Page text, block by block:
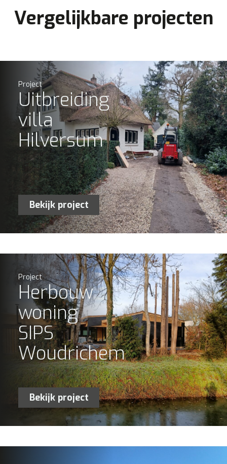
Vergelijkbare projecten
Project
Uitbreiding
villa
Hilversum
Bekijk project
Project
Herbouw
woning
SIPS
Woudrichem
Bekijk project